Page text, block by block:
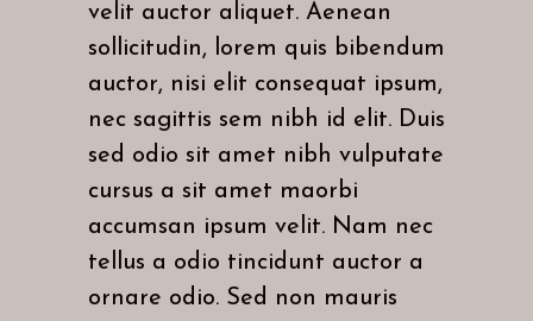
velit auctor aliquet. Aenean
sollicitudin, lorem quis bibendum
auctor, nisi elit consequat ipsum,
nec sagittis sem nibh id elit. Duis
sed odio sit amet nibh vulputate
cursus a sit amet maorbi
accumsan ipsum velit. Nam nec
tellus a odio tincidunt auctor a
ornare odio. Sed non mauris